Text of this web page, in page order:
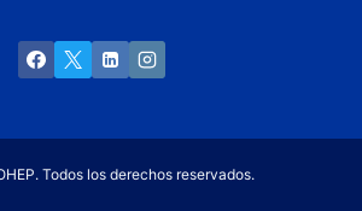
Todos los derechos reservados.